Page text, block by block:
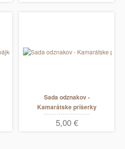
Sada odznakov -
Kamarátske príšerky
5,00 €